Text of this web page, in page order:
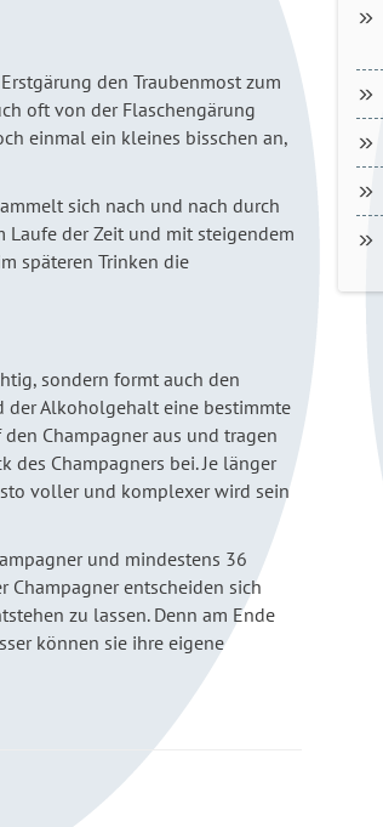
den Traubenmost zum
oft von der Flaschengärung
einmal ein kleines bisschen an,
sich nach und nach durch
Laufe der Zeit und mit steigendem
späteren Trinken die
sondern formt auch den
der Alkoholgehalt eine bestimmte
Champagner aus und tragen
des Champagners bei. Je länger
voller und komplexer wird sein
und mindestens 36
Champagner entscheiden sich
zu lassen. Denn am Ende
können sie ihre eigene